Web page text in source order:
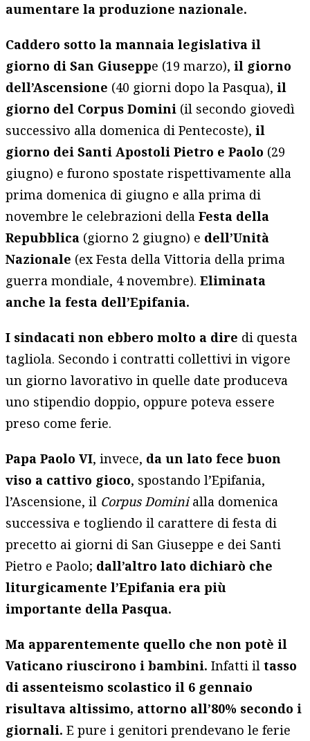
aumentare la produzione nazionale.
Caddero sotto la mannaia legislativa il
giorno di San Giuseppe (19 marzo),il giorno
dell’Ascensione (40 giorni dopo la Pasqua),il
giorno del Corpus Domini (il secondo giovedì
successivo alla domenica di Pentecoste),il
giorno dei Santi Apostoli Pietro e Paolo (29
giugno) e furono spostate rispettivamente alla
prima domenica di giugno e alla prima di
novembre le celebrazioni dellaFesta della
Repubblica (giorno 2 giugno) e dell’Unità
Nazionale (ex Festa della Vittoria della prima
guerra mondiale, 4 novembre).Eliminata
anche la festa dell’Epifania.
I sindacati non ebbero molto a dire di questa
tagliola. Secondo i contratti collettivi in vigore
un giorno lavorativo in quelle date produceva
uno stipendio doppio, oppure poteva essere
preso come ferie.
Papa Paolo VI, invece, da un lato fece buon
viso a cattivo gioco, spostando l’Epifania,
l’Ascensione, il Corpus Dominialla domenica
successiva e togliendo il carattere di festa di
precetto ai giorni di San Giuseppe e dei Santi
Pietro e Paolo; dall’altro lato dichiarò che
liturgicamente l’Epifania era più
importante della Pasqua.
Ma apparentemente quello che non potè il
Vaticano riuscirono i bambini. Infatti il tasso
di assenteismo scolastico il 6 gennaio
risultava altissimo, attorno all’80% secondo i
giornali. E pure i genitori prendevano le ferie